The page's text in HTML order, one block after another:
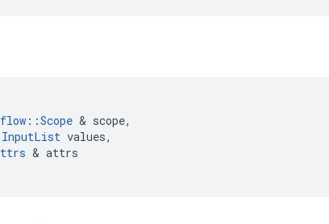
::Scope & scope,
InputList values,
& attrs